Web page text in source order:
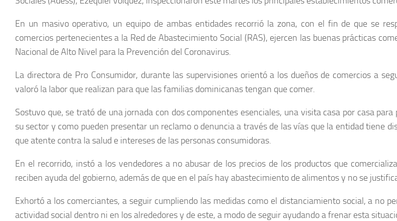
En un masivo operativo, un equipo de ambas entidades recorrió la zona, con el fin de que se
comercios pertenecientes a la Red de Abastecimiento Social (RAS), ejercen las buenas prácticas
Nacional de Alto Nivel para la Prevención del Coronavirus.
La directora de Pro Consumidor, durante las supervisiones orientó a los dueños de comercios a
valoró la labor que realizan para que las familias dominicanas tengan que comer.
Sostuvo que, se trató de una jornada con dos componentes esenciales, una visita casa por casa
su sector y como pueden presentar un reclamo o denuncia a través de las vías que la entidad tiene
que atente contra la salud e intereses de las personas consumidoras.
En el recorrido, instó a los vendedores a no abusar de los precios de los productos que
reciben ayuda del gobierno, además de que en el país hay abastecimiento de alimentos y no se
Exhortó a los comerciantes, a seguir cumpliendo las medidas como el distanciamiento social, a no
actividad social dentro ni en los alrededores y de este, a modo de seguir ayudando a frenar esta